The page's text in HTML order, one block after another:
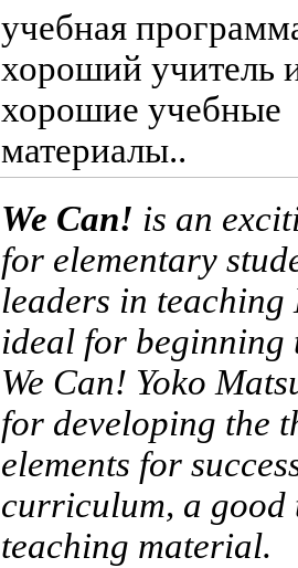
учебная
хороший учитель
хорошие учебные
материалы..
We Can! is an
for elementary
leaders in
ideal for beginning
We Can! Yoko
for developing the
elements for
curriculum, a good
teaching material.